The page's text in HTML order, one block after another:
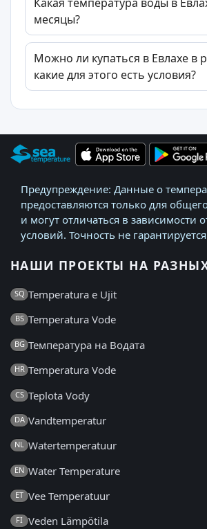
месяцы?
Можно ли купаться в Евлахе в
какие для этого есть условия?
Предупреждение: Данные о
предоставляются только для
и могут отличаться в зависимости
условий. Точность не
НАШИ ПРОЕКТЫ НА
SQ Temperatura e Ujit
BS Temperatura Vode
BG Температура на Водата
HR Temperatura Vode
CS Teplota Vody
DA Vandtemperatur
NL Watertemperatuur
EN Water Temperature
ET Vee Temperatuur
FI Veden Lämpötila